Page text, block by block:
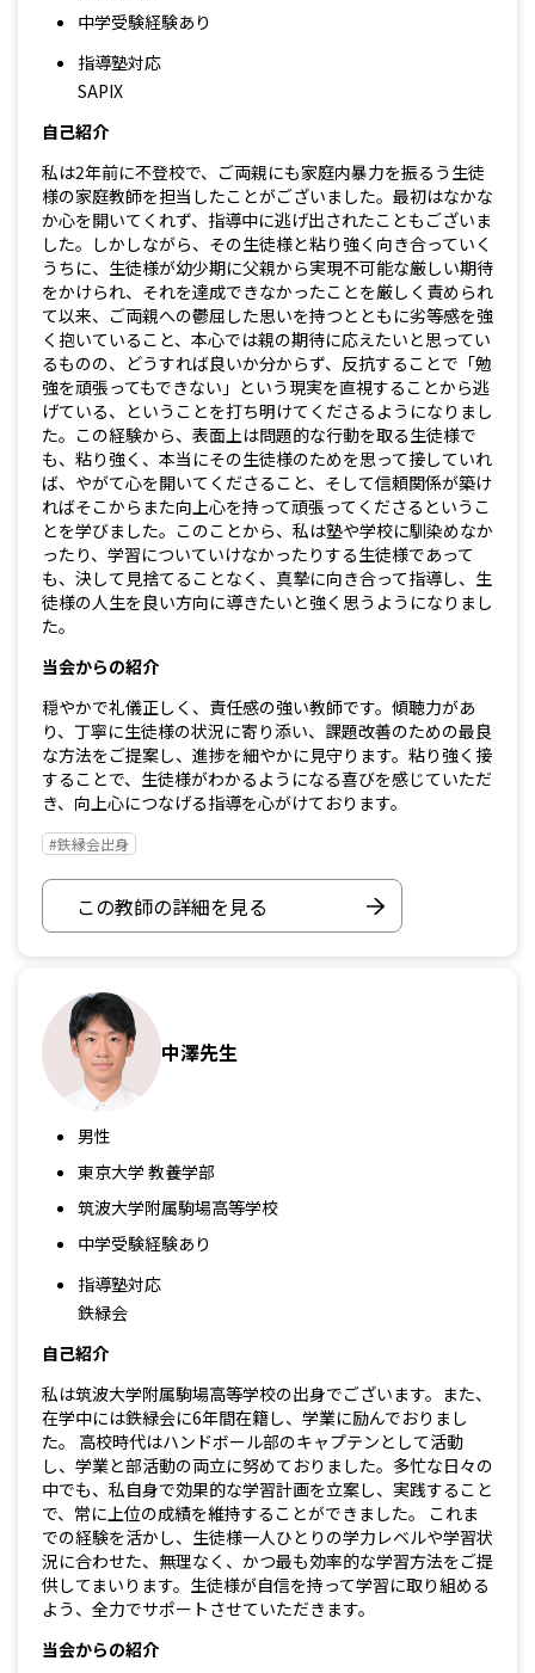
中学受験経験あり
指導塾対応
SAPIX
自己紹介
私は2年前に不登校で、ご両親にも家庭内暴力を振るう生徒
様の家庭教師を担当したことがございました。最初はなかな
か心を開いてくれず、指導中に逃げ出されたこともございま
した。しかしながら、その生徒様と粘り強く向き合っていく
うちに、生徒様が幼少期に父親から実現不可能な厳しい期待
をかけられ、それを達成できなかったことを厳しく責められ
て以来、ご両親への鬱屈した思いを持つとともに劣等感を強
く抱いていること、本心では親の期待に応えたいと思ってい
るものの、どうすれば良いか分からず、反抗することで「勉
強を頑張ってもできない」という現実を直視することから逃
げている、ということを打ち明けてくださるようになりまし
た。この経験から、表面上は問題的な行動を取る生徒様で
も、粘り強く、本当にその生徒様のためを思って接していれ
ば、やがて心を開いてくださること、そして信頼関係が築け
ればそこからまた向上心を持って頑張ってくださるというこ
とを学びました。このことから、私は塾や学校に馴染めなか
ったり、学習についていけなかったりする生徒様であって
も、決して見捨てることなく、真摯に向き合って指導し、生
徒様の人生を良い方向に導きたいと強く思うようになりまし
た。
当会からの紹介
穏やかで礼儀正しく、責任感の強い教師です。傾聴力があ
り、丁寧に生徒様の状況に寄り添い、課題改善のための最良
な方法をご提案し、進捗を細やかに見守ります。粘り強く接
することで、生徒様がわかるようになる喜びを感じていただ
き、向上心につなげる指導を心がけております。
#鉄縁会出身
この教師の詳細を見る
中澤先生
男性
東京大学 教養学部
筑波大学附属駒場高等学校
中学受験経験あり
指導塾対応
鉄緑会
自己紹介
私は筑波大学附属駒場高等学校の出身でございます。また、
在学中には鉄緑会に6年間在籍し、学業に励んでおりまし
た。 高校時代はハンドボール部のキャプテンとして活動
し、学業と部活動の両立に努めておりました。多忙な日々の
中でも、私自身で効果的な学習計画を立案し、実践すること
で、常に上位の成績を維持することができました。 これま
での経験を活かし、生徒様一人ひとりの学力レベルや学習状
況に合わせた、無理なく、かつ最も効率的な学習方法をご提
供してまいります。生徒様が自信を持って学習に取り組める
よう、全力でサポートさせていただきます。
当会からの紹介